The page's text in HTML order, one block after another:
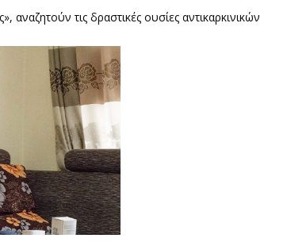
τις δραστικές ουσίες αντικαρκινικών